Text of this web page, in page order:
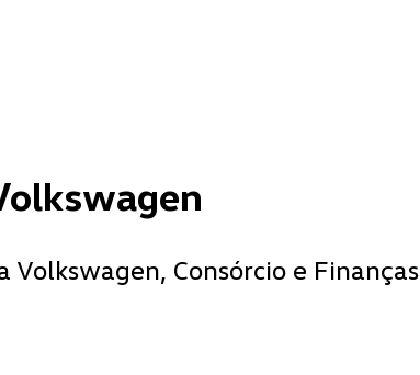
Volkswagen, Consórcio e Finanças